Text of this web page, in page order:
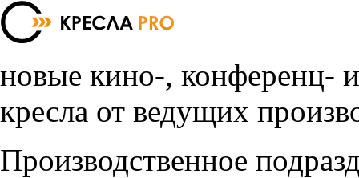
новые кино-, конференц-
кресла от ведущих
Производственное